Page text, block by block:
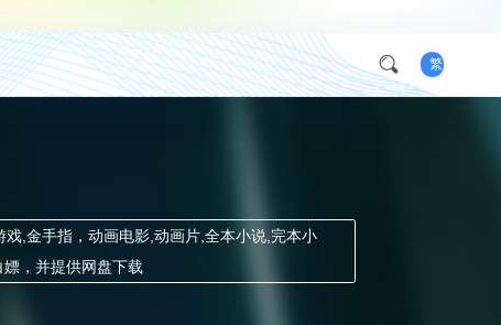
繁
,金手指，动画电影,动画片,全本小说,完本小
，并提供网盘下载